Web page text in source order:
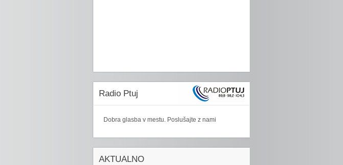
Radio Ptuj
Dobra glasba v mestu. Poslušajte z nami
AKTUALNO